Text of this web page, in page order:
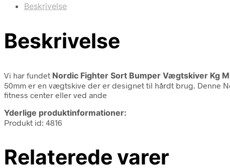
Beskrivelse
Beskrivelse
Vi har fundet Nordic Fighter Sort Bumper Vægtskiver Kg
50mm er en vægtskive der er designet til hårdt brug. Denne
fitness center eller ved ande
Yderlige produktinformationer:
Produkt id: 4816
Relaterede varer